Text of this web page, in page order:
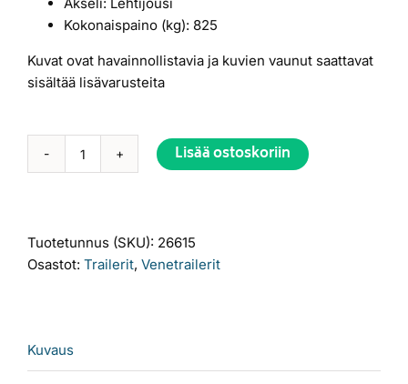
Kokonaispaino (kg): 825
Kuvat ovat havainnollistavia ja kuvien vaunut saattavat
sisältää lisävarusteita
AKU
venetraileri
määrä
Lisää ostoskoriin
Alternative:
Tuotetunnus (SKU): 26615
Osastot: Trailerit, Venetrailerit
Kuvaus